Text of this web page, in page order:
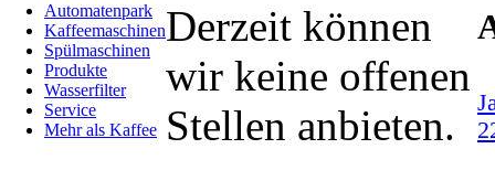
Automatenpark
Kaffeemaschinen
Spülmaschinen
Produkte
Wasserfilter
Service
Mehr als Kaffee
Derzeit können
wir keine offenen
Stellen anbieten.